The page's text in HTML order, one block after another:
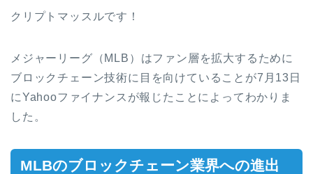
クリプトマッスルです！
メジャーリーグ（MLB）はファン層を拡大するために
ブロックチェーン技術に目を向けていることが7月13日
にYahooファイナンスが報じたことによって わかりま
した。
MLBのブロックチェーン業界への進出